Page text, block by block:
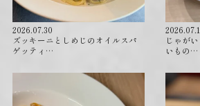
2026.07.30
ズッキーニとしめじのオイルスパ
ゲッティ…
じゃが
いもの…